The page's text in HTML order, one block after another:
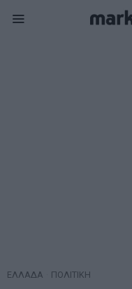
ΕΛΛΑΔΑ ΠΟΛΙΤΙΚΗ